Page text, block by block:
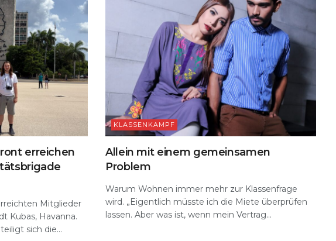
erreichen
Mitglieder
Kubas, Havanna.
sich die...
KLASSENKAMPF
Allein mit einem gemeinsamen
Problem
Warum Wohnen immer mehr zur Klassenfrage
wird. „Eigentlich müsste ich die Miete überprüfen
lassen. Aber was ist, wenn mein Vertrag...